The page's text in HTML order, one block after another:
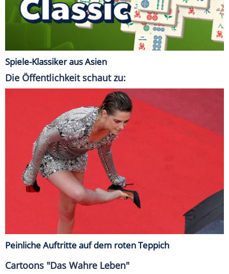
Spiele-Klassiker aus Asien
Die Öffentlichkeit schaut zu:
Peinliche Auftritte auf dem roten Teppich
Cartoons "Das Wahre Leben"